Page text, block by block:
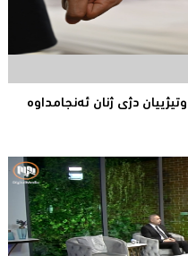
دژی‌ ژنان ئه‌نجامداوه‌